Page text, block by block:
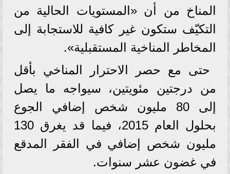
المناخ من أن «المستويات الحالية من
التكيّف ستكون غير كافية للاستجابة إلى
المخاطر المناخية المستقبلية».
حتى مع حصر الاحترار المناخي بأقل
من درجتين مئويتين، سيواجه ما يصل
إلى 80 مليون شخص إضافي الجوع
بحلول العام 2015، فيما قد يغرق 130
مليون شخص إضافي في الفقر المدقع
في غضون عشر سنوات.